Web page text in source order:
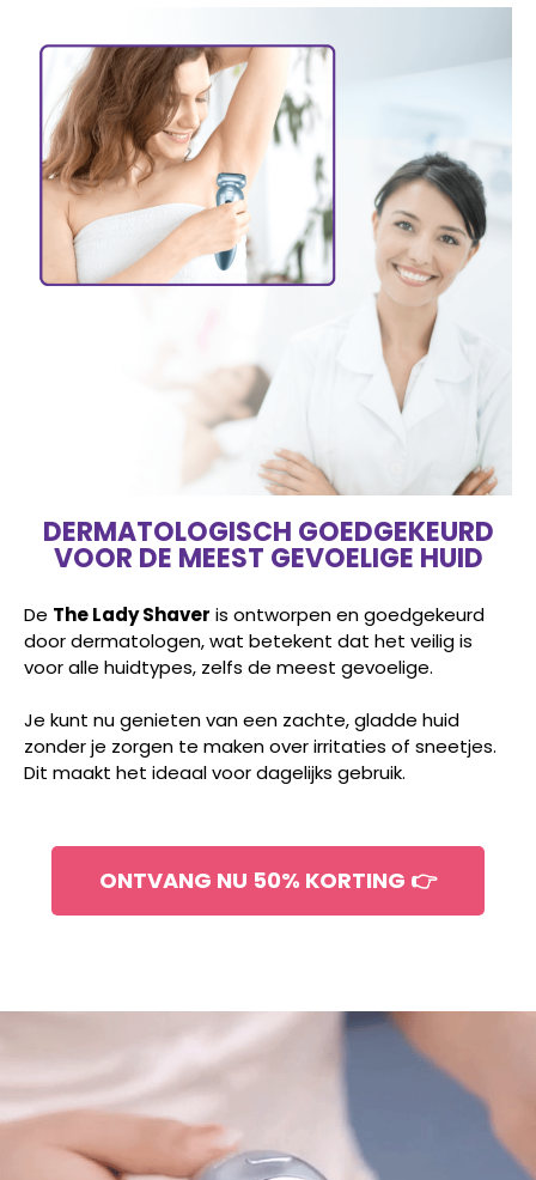
DERMATOLOGISCH GOEDGEKEURD
VOOR DE MEEST GEVOELIGE HUID
De The Lady Shaver is ontworpen en goedgekeurd
door dermatologen, wat betekent dat het veilig is
voor alle huidtypes, zelfs de meest gevoelige.
Je kunt nu genieten van een zachte, gladde huid
zonder je zorgen te maken over irritaties of sneetjes.
Dit maakt het ideaal voor dagelijks gebruik.
ONTVANG NU 50% KORTING 👉